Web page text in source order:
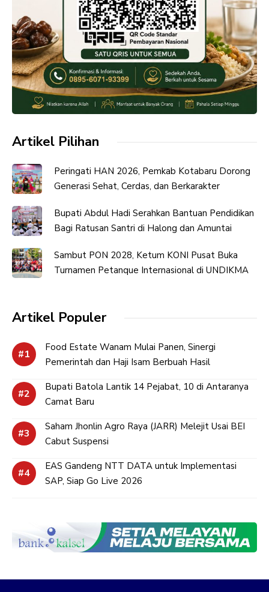
Artikel Pilihan
Peringati HAN 2026, Pemkab Kotabaru Dorong
Generasi Sehat, Cerdas, dan Berkarakter
Bupati Abdul Hadi Serahkan Bantuan Pendidikan
Bagi Ratusan Santri di Halong dan Amuntai
Sambut PON 2028, Ketum KONI Pusat Buka
Turnamen Petanque Internasional di UNDIKMA
Artikel Populer
Food Estate Wanam Mulai Panen, Sinergi
Pemerintah dan Haji Isam Berbuah Hasil
Bupati Batola Lantik 14 Pejabat, 10 di Antaranya
Camat Baru
Saham Jhonlin Agro Raya (JARR) Melejit Usai BEI
Cabut Suspensi
EAS Gandeng NTT DATA untuk Implementasi
SAP, Siap Go Live 2026